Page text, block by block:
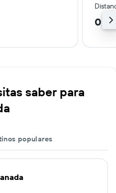
0,7
saber para
populares